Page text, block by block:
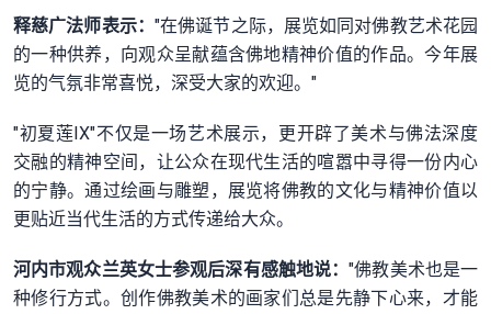
释慈广法师表示： "在佛诞节之际，展览如同对佛教艺术花园
的一种供养，向观众呈献蕴含佛地精神价值的作品。今年展
览的气氛非常喜悦，深受大家的欢迎。"
"初夏莲IX"不仅是一场艺术展示，更开辟了美术与佛法深度
交融的精神空间，让公众在现代生活的喧嚣中寻得一份内心
的宁静。通过绘画与雕塑，展览将佛教的文化与精神价值以
更贴近当代生活的方式传递给大众。
河内市观众兰英女士参观后深有感触地说："佛教美术也是一
种修行方式。创作佛教美术的画家们总是先静下心来，才能